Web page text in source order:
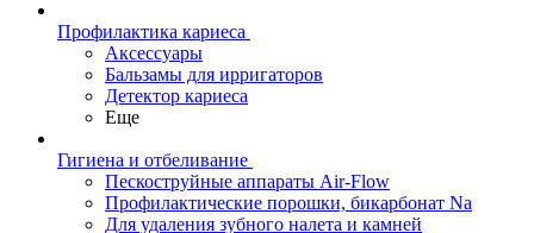
Профилактика кариеса
Аксессуары
Бальзамы для ирригаторов
Детектор кариеса
Еще
Гигиена и отбеливание
Пескоструйные аппараты Air-Flow
Профилактические порошки, бикарбонат Na
Для удаления зубного налета и камней